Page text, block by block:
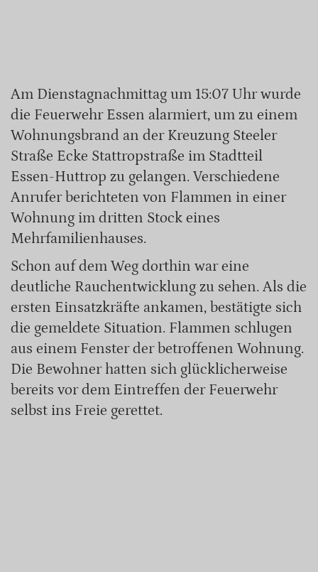
Am Dienstagnachmittag um 15:07 Uhr wurde
die Feuerwehr Essen alarmiert, um zu einem
Wohnungsbrand an der Kreuzung Steeler
Straße Ecke Stattropstraße im Stadtteil
Essen-Huttrop zu gelangen. Verschiedene
Anrufer berichteten von Flammen in einer
Wohnung im dritten Stock eines
Mehrfamilienhauses.
Schon auf dem Weg dorthin war eine
deutliche Rauchentwicklung zu sehen. Als die
ersten Einsatzkräfte ankamen, bestätigte sich
die gemeldete Situation. Flammen schlugen
aus einem Fenster der betroffenen Wohnung.
Die Bewohner hatten sich glücklicherweise
bereits vor dem Eintreffen der Feuerwehr
selbst ins Freie gerettet.